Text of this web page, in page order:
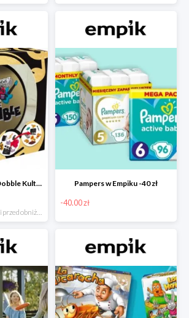
Rebel gra rodzinna Dobble Kultura w super cenie w Empiku Premium Pampers w Empiku -40 zł
-40.00 zł